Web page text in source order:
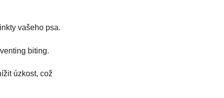
vašeho psa.
biting.
úzkost, což